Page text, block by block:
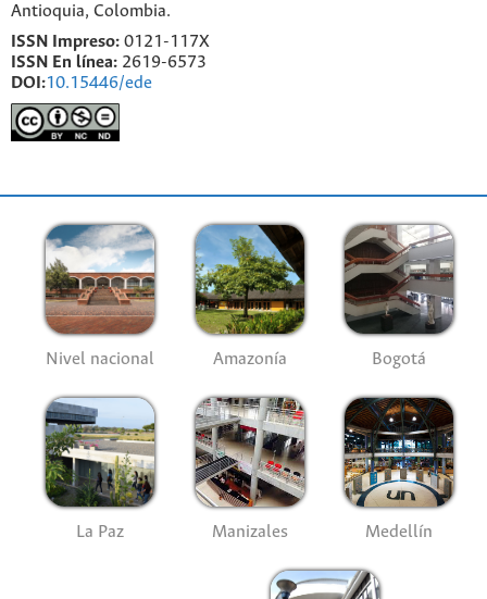
Antioquia, Colombia.
ISSN Impreso: 0121-117X
ISSN En línea: 2619-6573
DOI:10.15446/ede
Nivel nacional Amazonía Bogotá
La Paz Manizales Medellín